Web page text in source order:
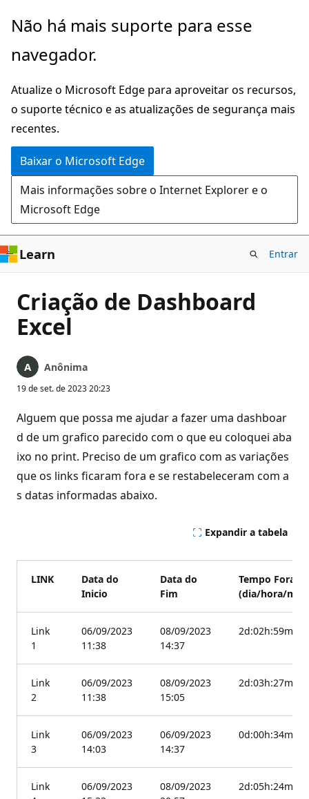
Pular
o
principal
Não há mais suporte para esse
navegador.
Atualize o Microsoft Edge para aproveitar os recursos,
o suporte técnico e as atualizações de segurança mais
recentes.
Baixar o Microsoft Edge
Mais informações sobre o Internet Explorer e o
Microsoft Edge
Learn Entrar
Criação de Dashboard
Excel
Anônima
19 de set. de 2023 20:23
Alguem que possa me ajudar a fazer uma dashboar
d de um grafico parecido com o que eu coloquei aba
ixo no print. Preciso de um grafico com as variações
que os links ficaram fora e se restabeleceram com a
s datas informadas abaixo.
Expandir a tabela
LINK
Data do
Inicio
Data do
Fim
Tempo Fora
(dia/hora/
Link
1
06/09/2023
11:38
08/09/2023
14:37
2d:02h:59min
Link
2
06/09/2023
11:38
08/09/2023
15:05
2d:03h:27min
Link
3
06/09/2023
14:03
06/09/2023
14:37
0d:00h:34min
Link
06/09/2023
08/09/2023
2d:05h:24min